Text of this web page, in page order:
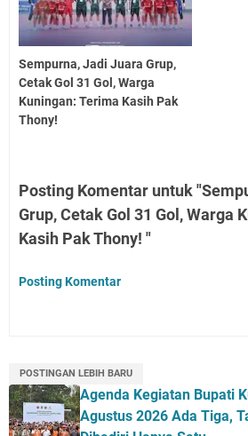
Sempurna, Jadi Juara Grup,
Cetak Gol 31 Gol, Warga
Kuningan: Terima Kasih Pak
Thony!
Posting Komentar untuk
Grup, Cetak Gol 31 Gol, Warga
Kasih Pak Thony! "
Posting Komentar
POSTINGAN LEBIH BARU
Agenda Kegiatan Bupati
Agustus 2026 Ada Tiga,